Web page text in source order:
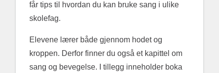
får tips til hvordan du kan bruke sang i ulike
skolefag.
Elevene lærer både gjennom hodet og
kroppen. Derfor finner du også et kapittel om
sang og bevegelse. I tillegg inneholder boka